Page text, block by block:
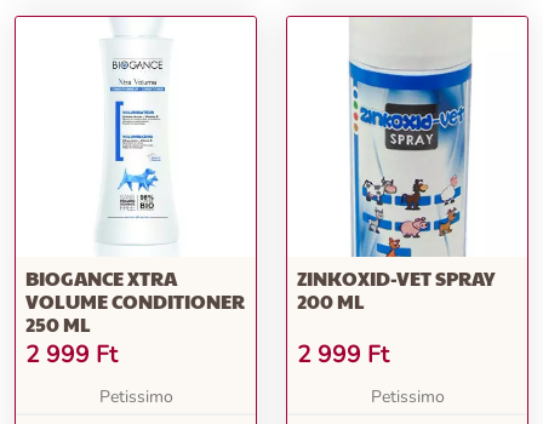
BIOGANCE XTRA
VOLUME CONDITIONER
250 ML
2 999 Ft
Petissimo
ZINKOXID-VET SPRAY
200 ML
2 999 Ft
Petissimo